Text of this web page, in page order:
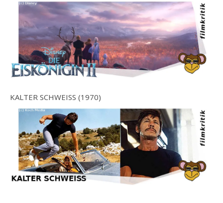
KALTER SCHWEISS (1970)